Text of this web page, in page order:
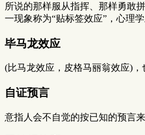
所说的那样服从指挥、那样勇敢
一现象称为“贴标签效应”，心理
毕马龙效应
(比马龙效应，皮格马丽翁效应)，
自证预言
意指人会不自觉的按已知的预言